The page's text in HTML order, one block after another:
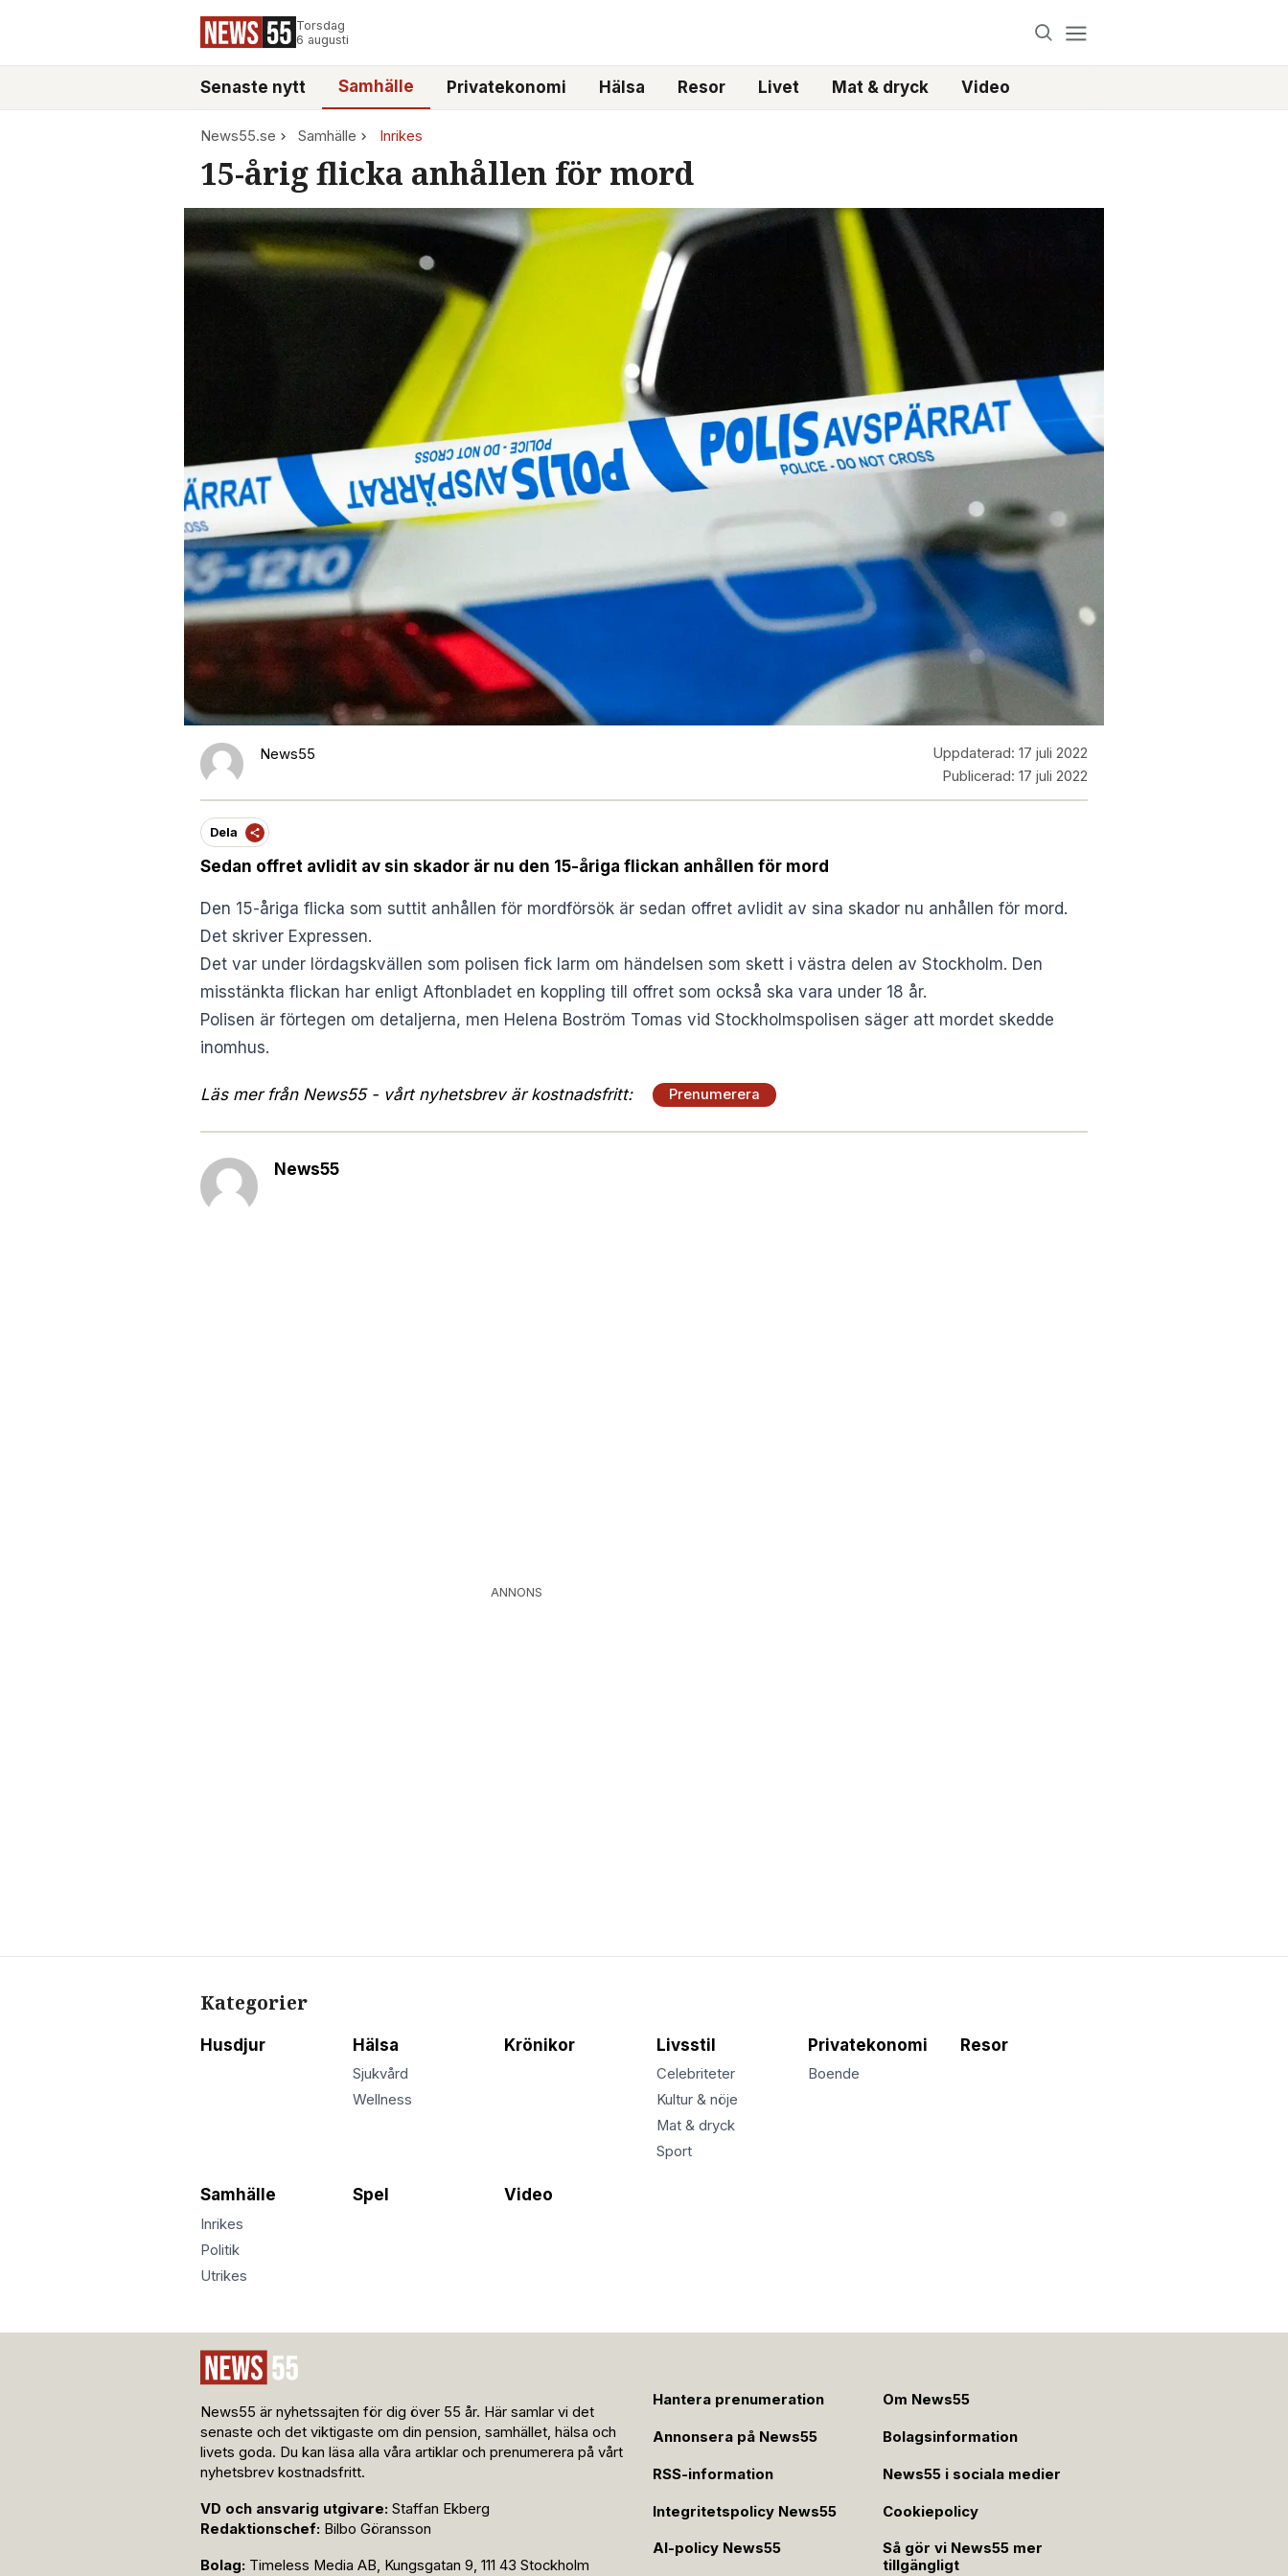
Torsdag
6 augusti
Senaste nytt Samhälle Privatekonomi Hälsa Resor Livet Mat & dryck Video
News55.se Samhälle Inrikes
15-årig flicka anhållen för mord
News55 Uppdaterad: 17 juli 2022
Publicerad: 17 juli 2022
Dela
Sedan offret avlidit av sin skador är nu den 15-åriga flickan anhållen för mord
Den 15-åriga flicka som suttit anhållen för mordförsök är sedan offret avlidit av sina skador nu anhållen för mord.
Det skriver Expressen.
Det var under lördagskvällen som polisen fick larm om händelsen som skett i västra delen av Stockholm. Den
misstänkta flickan har enligt Aftonbladet en koppling till offret som också ska vara under 18 år.
Polisen är förtegen om detaljerna, men Helena Boström Tomas vid Stockholmspolisen säger att mordet skedde
inomhus.
Läs mer från News55 - vårt nyhetsbrev är kostnadsfritt: Prenumerera
News55
ANNONS
Kategorier
Husdjur Hälsa
Sjukvård
Wellness
Krönikor Livsstil
Celebriteter
Kultur & nöje
Mat & dryck
Sport
Privatekonomi
Boende
Resor
Samhälle
Inrikes
Politik
Utrikes
Spel Video
News55 är nyhetssajten för dig över 55 år. Här samlar vi det
senaste och det viktigaste om din pension, samhället, hälsa och
livets goda. Du kan läsa alla våra artiklar och prenumerera på vårt
nyhetsbrev kostnadsfritt.
VD och ansvarig utgivare: Staffan Ekberg
Redaktionschef: Bilbo Göransson
Bolag: Timeless Media AB, Kungsgatan 9, 111 43 Stockholm
Hantera prenumeration Om News55
Annonsera på News55 Bolagsinformation
RSS-information News55 i sociala medier
Integritetspolicy News55 Cookiepolicy
AI-policy News55
Så gör vi News55 mer
tillgängligt